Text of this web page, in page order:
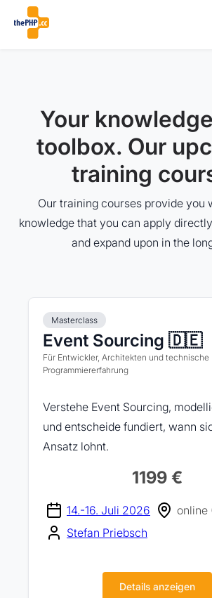
Your
toolbox. Our
training
Our training courses provide you
knowledge that you can apply
and expand upon in the
Masterclass
Event Sourcing 🇩🇪
Für Entwickler, Architekten und technische
Programmiererfahrung
Verstehe Event Sourcing,
und entscheide fundiert, wann
Ansatz lohnt.
1199 €
14.-16. Juli 2026
online
Stefan Priebsch
Details anzeigen